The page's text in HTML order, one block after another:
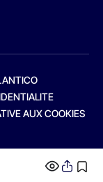
AUX COOKIES